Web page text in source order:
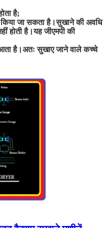
है;
जा सकता है।सुखाने की अवधि
होती है।यह जीएमपी की
है।अतः सुखाए जाने वाले कच्चे